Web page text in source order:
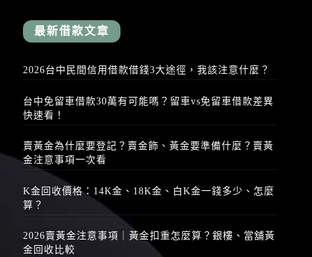
最新借款文章
2026台中民間信用借款借錢3大途徑，我該注意什麼？
台中免留車借款30萬有可能嗎？留車vs免留車借款差異
快速看！
賣黃金為什麼要登記？賣金飾、黃金要準備什麼？賣黃
金注意事項一次看
K金回收價格：14K金、18K金、白K金一錢多少、怎麼
算？
2026賣黃金注意事項｜黃金扣重怎麼算？銀樓、當舖黃
金回收比較